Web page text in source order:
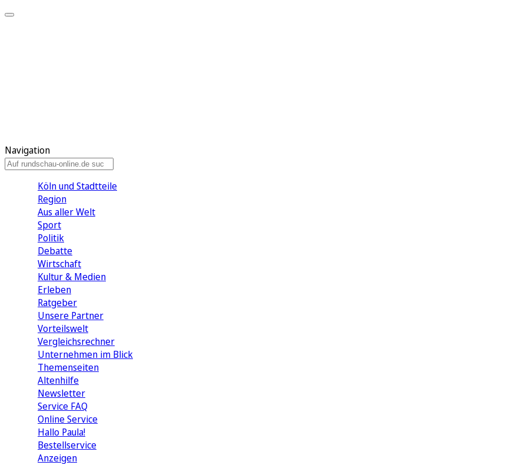
Navigation
Köln und Stadtteile
Region
Aus aller Welt
Sport
Politik
Debatte
Wirtschaft
Kultur & Medien
Erleben
Ratgeber
Unsere Partner
Vorteilswelt
Vergleichsrechner
Unternehmen im Blick
Themenseiten
Altenhilfe
Newsletter
Service FAQ
Online Service
Hallo Paula!
Bestellservice
Anzeigen